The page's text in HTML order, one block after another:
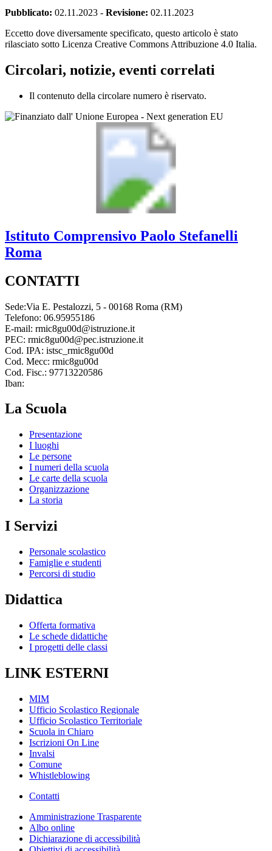
Pubblicato: 02.11.2023 - Revisione: 02.11.2023
Eccetto dove diversamente specificato, questo articolo è stato
rilasciato sotto Licenza Creative Commons Attribuzione 4.0 Italia.
Circolari, notizie, eventi correlati
Il contenuto della circolare numero è riservato.
Istituto Comprensivo Paolo Stefanelli
Roma
CONTATTI
Sede:Via E. Pestalozzi, 5 - 00168 Roma (RM)
Telefono: 06.95955186
E-mail: rmic8gu00d@istruzione.it
PEC: rmic8gu00d@pec.istruzione.it
Cod. IPA: istsc_rmic8gu00d
Cod. Mecc: rmic8gu00d
Cod. Fisc.: 97713220586
Iban:
La Scuola
Presentazione
I luoghi
Le persone
I numeri della scuola
Le carte della scuola
Organizzazione
La storia
I Servizi
Personale scolastico
Famiglie e studenti
Percorsi di studio
Didattica
Offerta formativa
Le schede didattiche
I progetti delle classi
LINK ESTERNI
MIM
Ufficio Scolastico Regionale
Ufficio Scolastico Territoriale
Scuola in Chiaro
Iscrizioni On Line
Invalsi
Comune
Whistleblowing
Contatti
Amministrazione Trasparente
Albo online
Dichiarazione di accessibilità